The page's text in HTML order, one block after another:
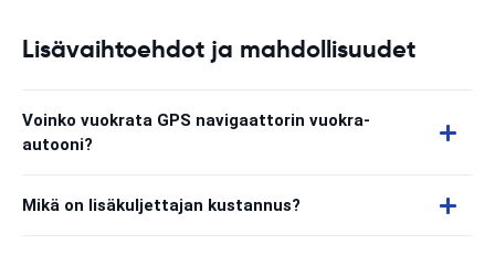
Lisävaihtoehdot ja mahdollisuudet
Voinko vuokrata GPS navigaattorin vuokra-
autooni?
Mikä on lisäkuljettajan kustannus?